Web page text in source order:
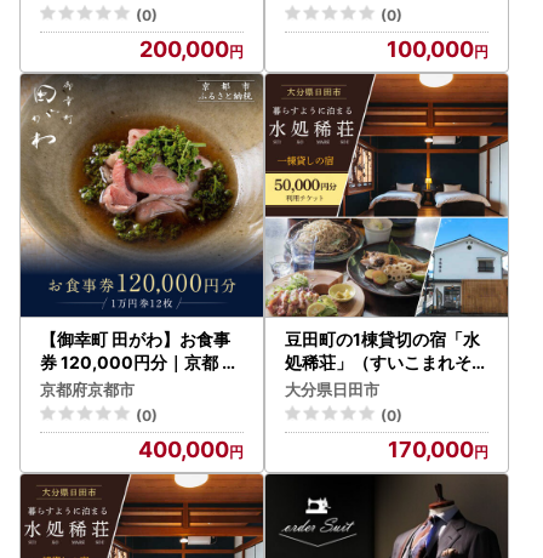
(0)
200,000
(0)
100,000
【御幸町 田がわ】お食事
券 120,000円分｜京都 御
所南 料亭 ミシュラン掲載
人気 食事券
京都府京都市
(0)
400,000
豆田町の1棟貸切の宿「水
処稀荘」（すいこまれそう
）5万円分利用チケット 日
田市 観光 宿泊券 [ARDL0
07]
大分県日田市
(0)
170,000